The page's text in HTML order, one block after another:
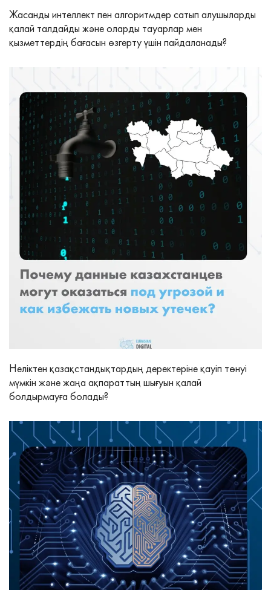
Жасанды интеллект пен алгоритмдер сатып алушыларды
қалай талдайды және оларды тауарлар мен
қызметтердің бағасын өзгерту үшін пайдаланады?
Неліктен қазақстандықтардың деректеріне қауіп төнуі
мүмкін және жаңа ақпараттың шығуын қалай
болдырмауға болады?